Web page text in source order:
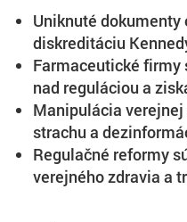
Uniknuté dokumenty
diskreditáciu
Farmaceutické firmy
nad reguláciou a
Manipulácia
strachu a
Regulačné reformy
verejného zdravia a